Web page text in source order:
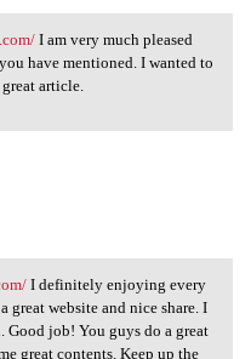
I am
I am very much pleased
have mentioned. I wanted to
article.
I
I definitely enjoying every
website and nice share. I
Good job! You guys do a great
great contents. Keep up the